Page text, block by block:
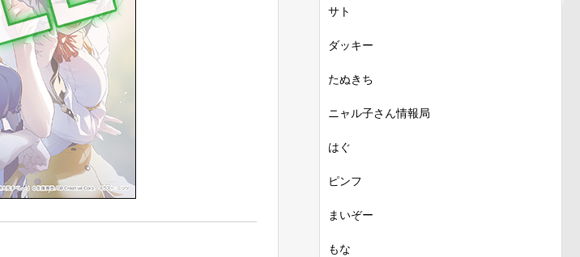
サト
ダッキー
たぬきち
ニャル子さん情報局
はぐ
ピンフ
まいぞー
もな